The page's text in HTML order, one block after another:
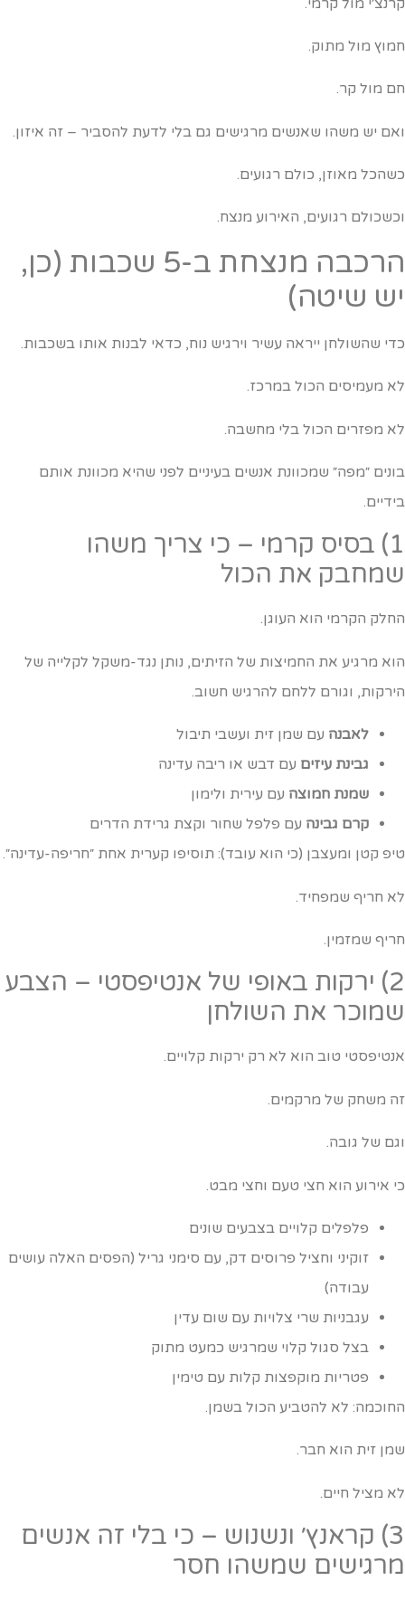
מול מתוק.
מול קר.
יש משהו שאנשים מרגישים גם בלי לדעת להסביר – זה איזון.
מאוזן, כולם רגועים.
רגועים, האירוע מנצח.
הרכבה מנצחת ב-5 שכבות (כן,
שיטה)
שהשולחן ייראה עשיר וירגיש נוח, כדאי לבנות אותו בשכבות.
מעמיסים הכול במרכז.
מפזרים הכול בלי מחשבה.
״מפה״ שמכוונת אנשים בעיניים לפני שהיא מכוונת אותם
1) בסיס קרמי – כי צריך משהו
את הכול
הקרמי הוא העוגן.
מרגיע את החמיצות של הזיתים, נותן נגד-משקל לקלייה של
וגורם ללחם להרגיש חשוב.
לאבנהעם שמן זית ועשבי תיבול
גבינת עיזיםעם דבש או ריבה עדינה
שמנת חמוצהעם עירית ולימון
קרם גבינהעם פלפל שחור וקצת גרידת הדרים
קטן ומעצבן (כי הוא עובד): תוסיפו קערית אחת ״חריפה-עדינה״.
חריף שמפחיד.
שמזמין.
2) ירקות באופי של אנטיפסטי – הצבע
את השולחן
טוב הוא לא רק ירקות קלויים.
משחק של מרקמים.
של גובה.
אירוע הוא חצי טעם וחצי מבט.
פלפלים קלויים בצבעים שונים
זוקיני וחציל פרוסים דק, עם סימני גריל (הפסים האלה עושים
עבודה)
עגבניות שרי צלויות עם שום עדין
בצל סגול קלוי שמרגיש כמעט מתוק
פטריות מוקפצות קלות עם טימין
לא להטביע הכול בשמן.
זית הוא חבר.
מציל חיים.
3) קראנץ׳ ונשנוש – כי בלי זה אנשים
שמשהו חסר